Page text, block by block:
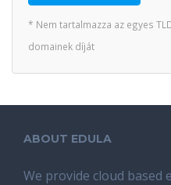
* Nem tartalmazza az egyes
domainek díját
ABOUT EDULA
We provide cloud